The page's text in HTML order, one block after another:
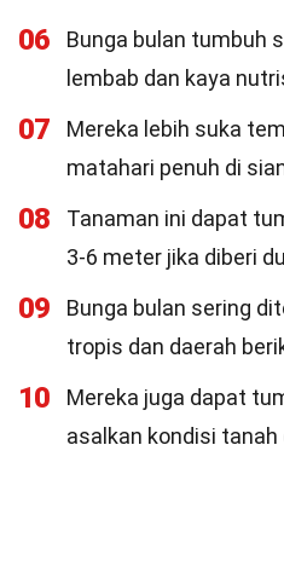
06
Bunga bulan tumbuh
lembab dan kaya
07
Mereka lebih suka
matahari penuh di
08
Tanaman ini dapat
3-6 meter jika diberi
09
Bunga bulan sering
tropis dan daerah
10
Mereka juga dapat
asalkan kondisi